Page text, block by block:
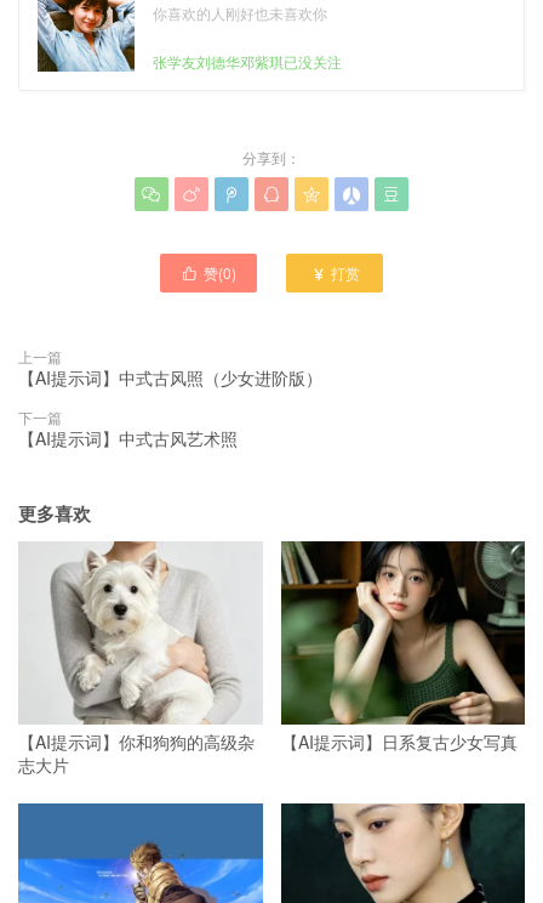
你喜欢的人刚好也未喜欢你
张学友刘德华邓紫琪已没关注
分享到：
      
 赞(0)  打赏
上一篇
【AI提示词】中式古风照（少女进阶版）
下一篇
【AI提示词】中式古风艺术照
更多喜欢
【AI提示词】你和狗狗的高级杂
志大片
【AI提示词】日系复古少女写真